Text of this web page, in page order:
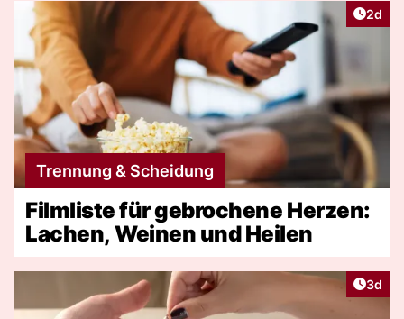
2d
Trennung & Scheidung
Filmliste für gebrochene Herzen:
Lachen, Weinen und Heilen
3d